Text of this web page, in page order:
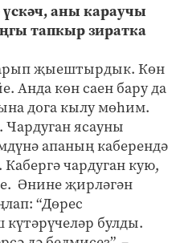
үскәч, аны караучы
тапкыр зиратка
җыештырдык. Көн
Анда көн саен бару да
дога кылу мөһим.
ясауны
апаның каберендә
чардуган кую,
Әнине җирләгән
“Дөрес
булды.